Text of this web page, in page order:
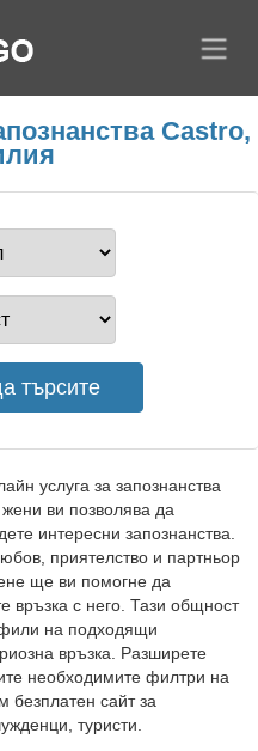
Castro,
услуга за запознанства
ви позволява да
интересни запознанства.
приятелство и партньор
ще ви помогне да
връзка с него. Тази общност
на подходящи
връзка. Разширете
необходимите филтри на
безплатен сайт за
туристи.